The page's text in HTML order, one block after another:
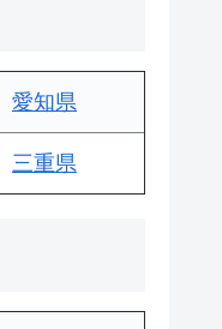
愛知県
三重県